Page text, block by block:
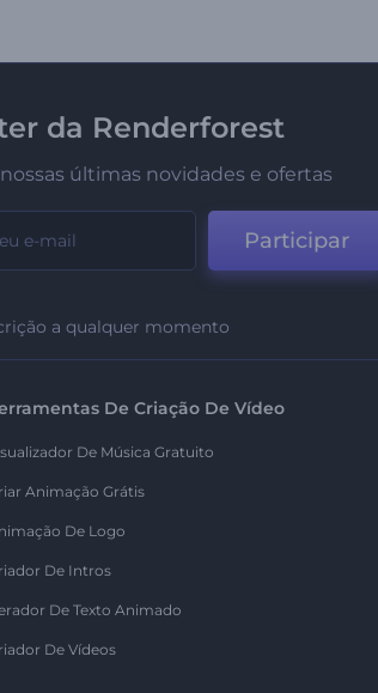
da Renderforest
últimas novidades e ofertas
Participar
a qualquer momento
De Criação De Vídeo
De Música Gratuito
Animação Grátis
De Logo
De Intros
De Texto Animado
De Vídeos